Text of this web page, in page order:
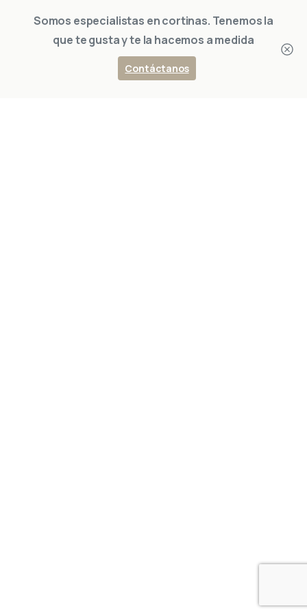
Somos especialistas en cortinas. Tenemos la
que te gusta y te la hacemos a medida
Contáctanos